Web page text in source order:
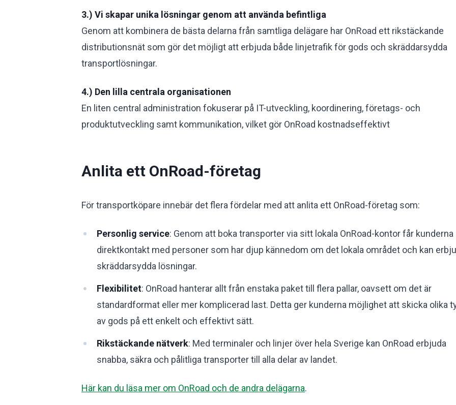
3.) Vi skapar unika lösningar genom att använda befintliga
Genom att kombinera de bästa delarna från samtliga delägare har OnRoad ett rikstäckande
distributionsnät som gör det möjligt att erbjuda både linjetrafik för gods och skräddarsydda
transportlösningar.
4.) Den lilla centrala organisationen
En liten central administration fokuserar på IT-utveckling, koordinering, företags- och
produktutveckling samt kommunikation, vilket gör OnRoad kostnadseffektivt
Anlita ett OnRoad-företag
För transportköpare innebär det flera fördelar med att anlita ett OnRoad-företag som:
Personlig service: Genom att boka transporter via sitt lokala OnRoad-kontor får kunderna
direktkontakt med personer som har djup kännedom om det lokala området och kan
skräddarsydda lösningar.
Flexibilitet: OnRoad hanterar allt från enstaka paket till flera pallar, oavsett om det är
standardformat eller mer komplicerad last. Detta ger kunderna möjlighet att skicka olika
av gods på ett enkelt och effektivt sätt.
Rikstäckande nätverk: Med terminaler och linjer över hela Sverige kan OnRoad erbjuda
snabba, säkra och pålitliga transporter till alla delar av landet.
Här kan du läsa mer om OnRoad och de andra delägarna.